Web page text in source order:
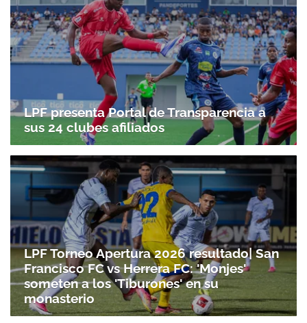
LPF presenta Portal de Transparencia a
sus 24 clubes afiliados
LPF Torneo Apertura 2026 resultado| San
Francisco FC vs Herrera FC: 'Monjes'
someten a los 'Tiburones' en su
monasterio